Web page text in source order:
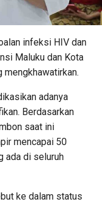
infeksi HIV dan
Maluku dan Kota
mengkhawatirkan.
adanya
Berdasarkan
saat ini
mencapai 50
ada di seluruh
ke dalam status